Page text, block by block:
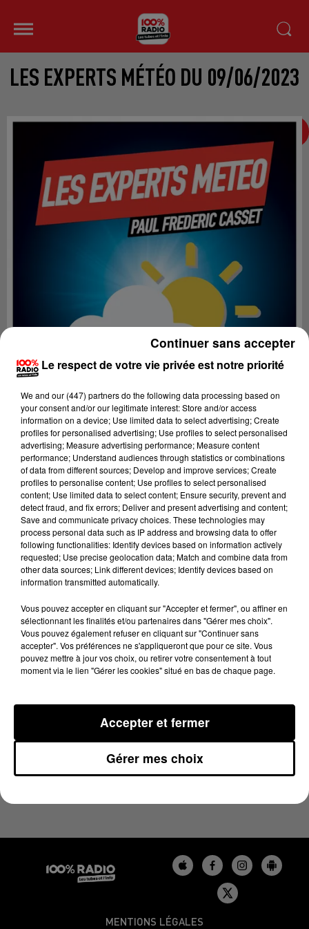
LES EXPERTS MÉTÉO DU 09/06/2023
Lecture (2 min 13 sec)
100%
Les experts météo
9 juin 2023 - 2 min 13 sec
LES EXPERTS MÉTÉO DU 09/06/2023
Le podcast des experts météo avec Paul Frédéric
MENTIONS LÉGALES
Le respect de votre vie privée est notre priorité
We and our (447) partnersdo the following data processing based on
your consent and/or our legitimate interest: Store and/or access
information on a device; Use limited data to select advertising; Create
profiles for personalised advertising; Use profiles to select personalised
advertising; Measure advertising performance; Measure content
performance; Understand audiences through statistics or combinations
of data from different sources; Develop and improve services; Create
profiles to personalise content; Use profiles to select personalised
content; Use limited data to select content; Ensure security, prevent and
detect fraud, and fix errors; Deliver and present advertising and content;
Save and communicate privacy choices. These technologies may
process personal data such as IP address and browsing data to offer
following functionalities: Identify devices based on information actively
requested; Use precise geolocation data; Match and combine data from
other data sources; Link different devices; Identify devices based on
information transmitted automatically.
Vous pouvez accepter en cliquant sur "Accepter et fermer", ou affiner en
sélectionnant les finalités et/ou partenaires dans "Gérer mes choix".
Vous pouvez également refuser en cliquant sur "Continuer sans
accepter". Vos préférences ne s'appliqueront que pour ce site. Vous
pouvez mettre à jour vos choix, ou retirer votre consentement à tout
moment via le lien "Gérer les cookies" situé en bas de chaque page.
Gérer mes choix
Accepter et fermer
Continuer sans accepter